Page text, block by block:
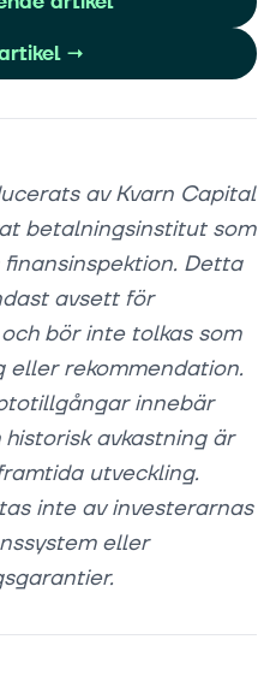
→
av Kvarn Capital
betalningsinstitut som
Detta
avsett för
bör inte tolkas som
eller rekommendation.
innebär
avkastning är
utveckling.
inte av investerarnas
eller